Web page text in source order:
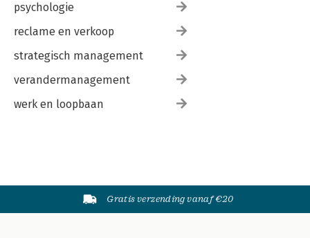
psychologie
reclame en verkoop
strategisch management
verandermanagement
werk en loopbaan
Gratis verzending vanaf €20